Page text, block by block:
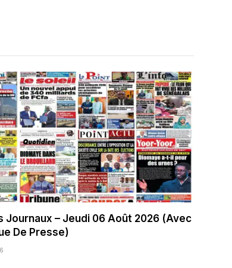
Journaux – Jeudi 06 Août 2026 (Avec
De Presse)